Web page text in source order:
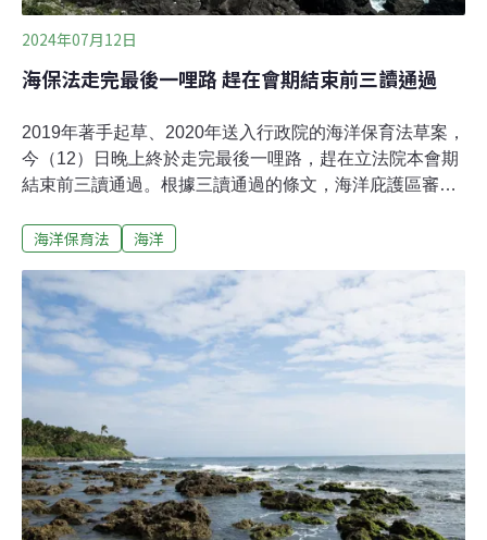
2024年07月12日
海保法走完最後一哩路 趕在會期結束前三讀通過
2019年著手起草、2020年送入行政院的海洋保育法草案，
今（12）日晚上終於走完最後一哩路，趕在立法院本會期
結束前三讀通過。根據三讀通過的條文，海洋庇護區審議
原住民團體代表的總人數不少於總人數三分之一。由於審
得行使，意即漁民加上原住民團體就已有絕對否決權。另
外，海洋庇護區之核心區劃定，如致既有使用人承受特別
犧牲，則予以補償。罰則方面，如違反海保法，罰鍰則由
5～50萬元不等。海委會主委管碧玲指，社會各界多年來
對海洋保育的期待，今進入起而行的新階段，未來台灣海
域生態的「守」與「護」將在海保法與海污基金核定的作
用下，更有效保護海洋生態環境，確保海洋生物多樣性及
提升海洋保育的效能。綠色和平海洋專案主任李于彤稱，
海保法立法僅是守護海洋生態的開始，主管機關必須透過
科學監測，全面盤點台灣海域生態資源現況
海洋保育法 海洋